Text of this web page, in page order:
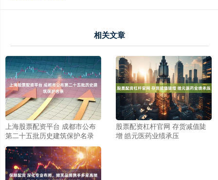
相关文章
上海股票配资平台 成都市公布
第二十五批历史建筑保护名录
股票配资杠杆官网 存货减值陡
增 皓元医药业绩承压